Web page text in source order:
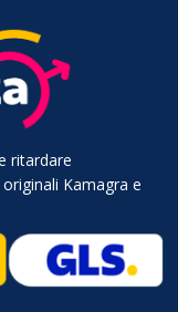
ritardare
Kamagra e